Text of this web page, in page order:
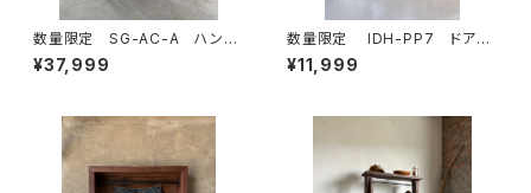
数量限定 SG-AC-A ハンガ
ーラック 古材棚板 パイプ
スチール ガス管 組立式 組
¥37,999
数量限定 IDH-PP7 ドアノ
ブ 70cm 取手 ドアハンド
ル アイアン インダストリア
¥11,999